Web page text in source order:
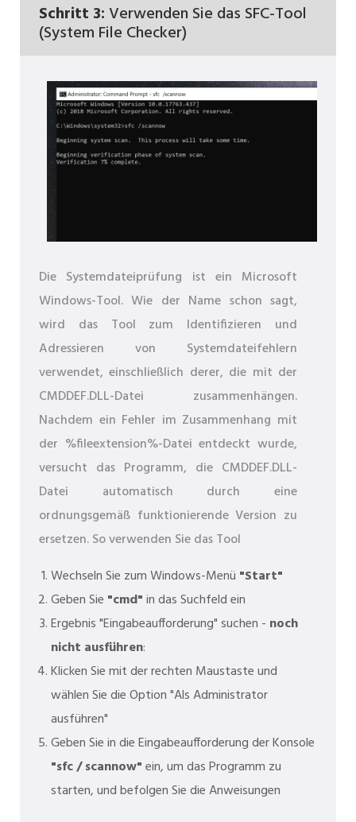
Schritt 3:Verwenden Sie das SFC-Tool
(System File Checker)
Die Systemdateiprüfung ist ein Microsoft
Windows-Tool. Wie der Name schon sagt,
wird das Tool zum Identifizieren und
Adressieren von Systemdateifehlern
verwendet, einschließlich derer, die mit der
CMDDEF.DLL-Datei zusammenhängen.
Nachdem ein Fehler im Zusammenhang mit
der %fileextension%-Datei entdeckt wurde,
versucht das Programm, die CMDDEF.DLL-
Datei automatisch durch eine
ordnungsgemäß funktionierende Version zu
ersetzen. So verwenden Sie das Tool
Wechseln Sie zum Windows-Menü "Start"
Geben Sie "cmd"in das Suchfeld ein
Ergebnis "Eingabeaufforderung" suchen - noch
nicht ausführen:
Klicken Sie mit der rechten Maustaste und
wählen Sie die Option "Als Administrator
ausführen"
Geben Sie in die Eingabeaufforderung der Konsole
"sfc / scannow"ein, um das Programm zu
starten, und befolgen Sie die Anweisungen